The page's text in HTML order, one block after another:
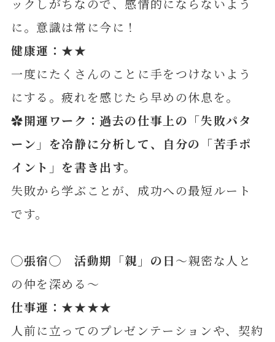
ックしがちなので、感情的にならないよう
に。意識は常に今に！
健康運：★★
一度にたくさんのことに手をつけないよう
にする。疲れを感じたら早めの休息を。
✿開運ワーク：過去の仕事上の「失敗パタ
ーン」を冷静に分析して、自分の「苦手ポ
イント」を書き出す。
失敗から学ぶことが、成功への最短ルート
です。
◯張宿◯ 活動期「親」の日～親密な人と
の仲を深める～
仕事運：★★★★
人前に立ってのプレゼンテーションや、契約